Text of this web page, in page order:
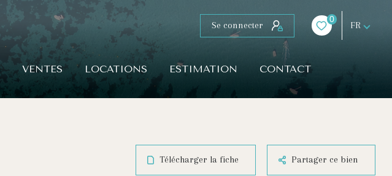
Se connecter
0
FR
VENTES LOCATIONS ESTIMATION CONTACT
Télécharger la fiche Partager ce bien